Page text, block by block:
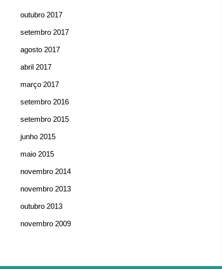
outubro 2017
setembro 2017
agosto 2017
abril 2017
março 2017
setembro 2016
setembro 2015
junho 2015
maio 2015
novembro 2014
novembro 2013
outubro 2013
novembro 2009